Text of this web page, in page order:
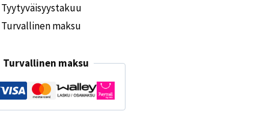
Tyytyväisyystakuu
Turvallinen maksu
Turvallinen maksu